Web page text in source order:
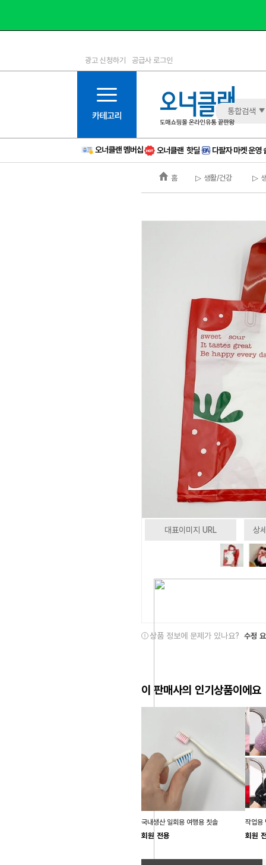
1등급
6등급
11등급
12등급
15등급
16등급
광고 신청하기 공급사 로그인
통합검색
홈 ▷ 생활/건강 ▷
대표이미지 URL 상
상품 정보에 문제가 있나요? 수정
이 판매사의 인기상품이에요
국내생산 일회용 여행용 칫솔
회원 전용 회원